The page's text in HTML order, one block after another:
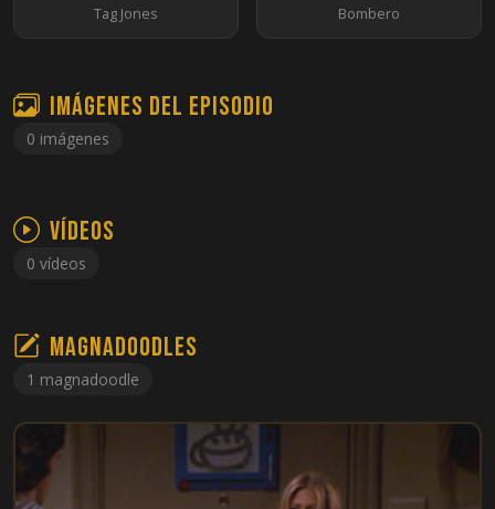
Tag Jones Bombero
Imágenes del episodio
0 imágenes
Vídeos
0 vídeos
Magnadoodles
1 magnadoodle